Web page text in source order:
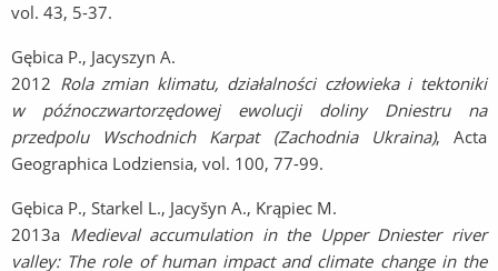
vol. 43, 5-37.
Gębica P., Jacyszyn A.
2012 Rola zmian klimatu, działalności człowieka i tektoniki
w późnoczwartorzędowej ewolucji doliny Dniestru na
przedpolu Wschodnich Karpat (Zachodnia Ukraina), Acta
Geographica Lodziensia, vol. 100, 77-99.
Gębica P., Starkel L., Jacyšyn A., Krąpiec M.
2013a Medieval accumulation in the Upper Dniester river
valley: The role of human impact and climate change in the